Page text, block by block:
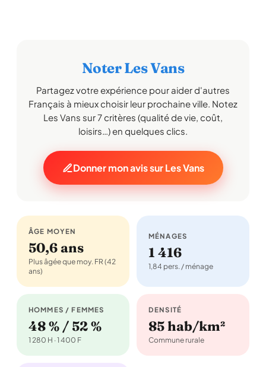
Noter Les Vans
Partagez votre expérience pour aider d'autres
Français à mieux choisir leur prochaine ville. Notez
Les Vans sur 7 critères (qualité de vie, coût,
loisirs…) en quelques clics.
Donner mon avis sur Les Vans
ÂGE MOYEN
50,6 ans
Plus âgée que moy. FR (42
ans)
MÉNAGES
1 416
1,84 pers. / ménage
HOMMES / FEMMES
48 % / 52 %
1 280 H · 1 400 F
DENSITÉ
85 hab/km²
Commune rurale